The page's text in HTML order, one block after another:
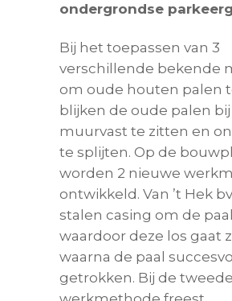
ondergrondse
Bij het toepassen van 3
verschillende bekende
om oude houten palen
blijken de oude palen
muurvast te zitten en
te splijten. Op de
worden 2 nieuwe
ontwikkeld. Van ’t Hek
stalen casing om de paal
waardoor deze los gaat
waarna de paal
getrokken. Bij de tweede